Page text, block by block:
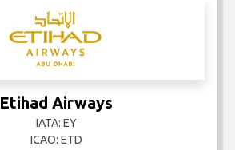
Etihad Airways
IATA: EY
ICAO: ETD